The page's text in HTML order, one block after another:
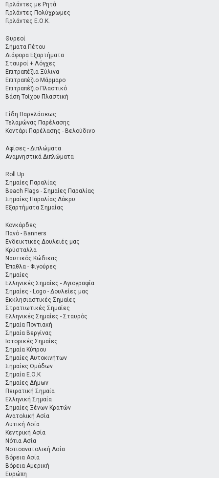
Γιρλάντες με Ρητά
Γιρλάντες Πολύχρωμες
Γιρλάντες Ε.Ο.Κ.
Θυρεοί
Σήματα Πέτου
Διάφορα Εξαρτήματα
Σταυροί + Λόγχες
Επιτραπέζια Ξύλινα
Επιτραπέζιο Μάρμαρο
Επιτραπέζιο Πλαστικό
Βάση Τοίχου Πλαστική
Είδη Παρελάσεως
Τελαμώνας Παρέλασης
Κοντάρι Παρέλασης - Βελούδινο
Αφίσες - Διπλώματα
Αναμνηστικά Διπλώματα
Roll Up
Σημαίες Παραλίας
Beach Flags - Σημαίες Παραλίας
Σημαίες Παραλίας Δάκρυ
Εξαρτήματα Σημαίας
Κονκάρδες
Πανό - Banners
Ενδεικτικές Δουλειές μας
Κρύσταλλα
Ναυτικός Κώδικας
Έπαθλα - Φιγούρες
Σημαίες
Ελληνικές Σημαίες - Αγιογραφία
Σημαίες - Logo - Δουλείες μας
Εκκλησιαστικές Σημαίες
Στρατιωτικές Σημαίες
Ελληνικές Σημαίες - Σταυρός
Σημαία Ποντιακή
Σημαία Βεργίνας
Ιστορικές Σημαίες
Σημαία Κύπρου
Σημαίες Αυτοκινήτων
Σημαίες Ομάδων
Σημαία Ε.Ο.Κ
Σημαίες Δήμων
Πειρατική Σημαία
Ελληνική Σημαία
Σημαίες Ξένων Κρατών
Ανατολική Ασία
Δυτική Ασία
Κεντρική Ασία
Νότια Ασία
Νοτιοανατολική Ασία
Βόρεια Ασία
Βόρεια Αμερική
Ευρώπη